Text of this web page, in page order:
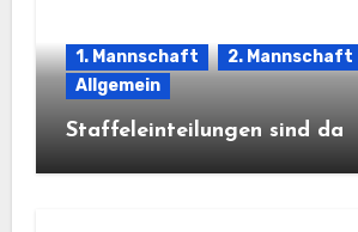
1. Mannschaft
2. Mannschaft
Allgemein
Staffeleinteilungen sind da